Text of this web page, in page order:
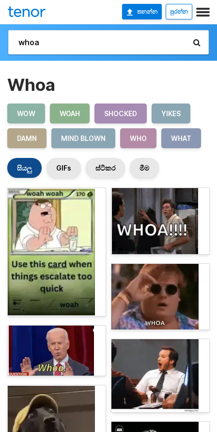
තනන්න පුරන්න
Whoa
WOW WOAH SHOCKED YIKES
DAMN MIND BLOWN WHO WHAT
සියලු GIFs ස්ටිකර මීම